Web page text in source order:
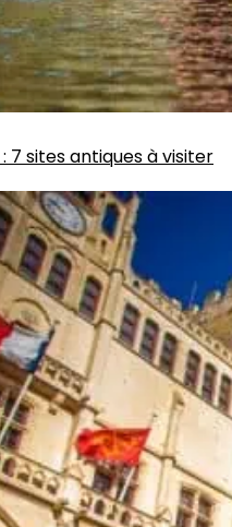
: 7 sites antiques à visiter